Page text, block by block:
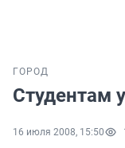
ГОРОД
Студентам
16 июля 2008, 15:50